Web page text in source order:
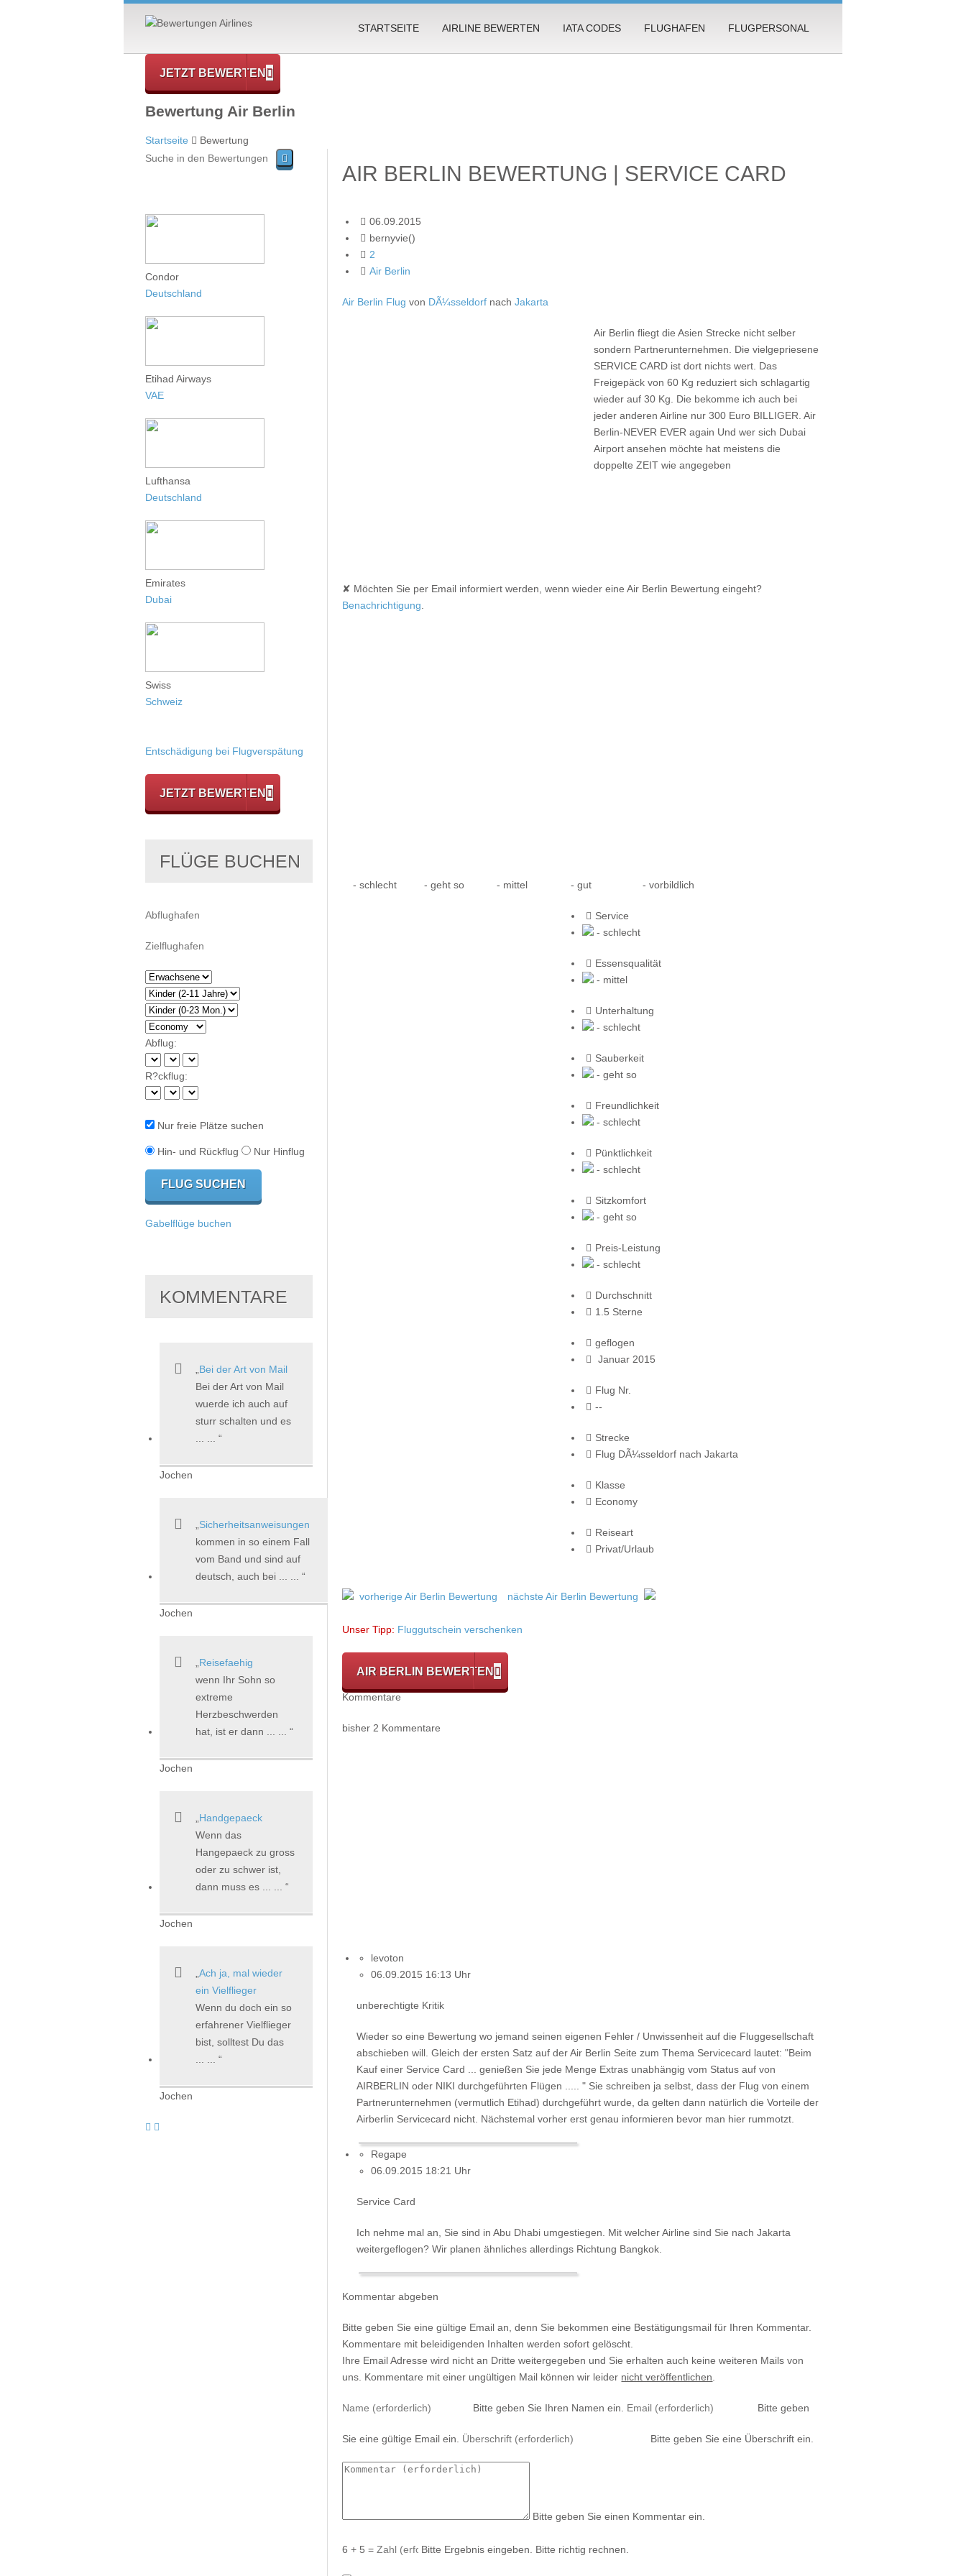
STARTSEITE AIRLINE BEWERTEN IATA CODES FLUGHAFEN FLUGPERSONAL
JETZT BEWERTEN
Bewertung Air Berlin
Startseite Bewertung
AIR BERLIN BEWERTUNG | SERVICE CARD
06.09.2015
bernyvie()
2
Air Berlin
Air Berlin Flug von DÃ¼sseldorf nachJakarta
Air Berlin fliegt die Asien Strecke nicht selber
sondern Partnerunternehmen. Die vielgepriesene
SERVICE CARD ist dort nichts wert. Das
Freigepäck von 60 Kg reduziert sich schlagartig
wieder auf 30 Kg. Die bekomme ich auch bei
jeder anderen Airline nur 300 Euro BILLIGER. Air
Berlin-NEVER EVER again Und wer sich Dubai
Airport ansehen möchte hat meistens die
doppelte ZEIT wie angegeben
✘ Möchten Sie per Email informiert werden, wenn wieder eine Air Berlin Bewertung eingeht?
Benachrichtigung
- schlecht - geht so - mittel - gut - vorbildlich
Service
- schlecht
Essensqualität
- mittel
Unterhaltung
- schlecht
Sauberkeit
- geht so
Freundlichkeit
- schlecht
Pünktlichkeit
- schlecht
Sitzkomfort
- geht so
Preis-Leistung
- schlecht
Durchschnitt
1.5 Sterne
geflogen
Januar 2015
Flug Nr.
--
Strecke
Flug DÃ¼sseldorf nach Jakarta
Klasse
Economy
Reiseart
Privat/Urlaub
vorherige Air Berlin Bewertung nächste Air Berlin Bewertung
Unser Tipp: Fluggutschein verschenken
AIR BERLIN BEWERTEN
Kommentare
bisher 2 Kommentare
levoton
06.09.2015 16:13 Uhr
unberechtigte Kritik
Wieder so eine Bewertung wo jemand seinen eigenen Fehler / Unwissenheit auf die Fluggesellschaft
abschieben will. Gleich der ersten Satz auf der Air Berlin Seite zum Thema Servicecard lautet: "Beim
Kauf einer Service Card ... genießen Sie jede Menge Extras unabhängig vom Status auf von
AIRBERLIN oder NIKI durchgeführten Flügen ..... " Sie schreiben ja selbst, dass der Flug von einem
Partnerunternehmen (vermutlich Etihad) durchgeführt wurde, da gelten dann natürlich die Vorteile der
Airberlin Servicecard nicht. Nächstemal vorher erst genau informieren bevor man hier rummotzt.
Regape
06.09.2015 18:21 Uhr
Service Card
Ich nehme mal an, Sie sind in Abu Dhabi umgestiegen. Mit welcher Airline sind Sie nach Jakarta
weitergeflogen? Wir planen ähnliches allerdings Richtung Bangkok.
Kommentar abgeben
Bitte geben Sie eine gültige Email an, denn Sie bekommen eine Bestätigungsmail für Ihren Kommentar.
Kommentare mit beleidigenden Inhalten werden sofort gelöscht.
Ihre Email Adresse wird nicht an Dritte weitergegeben und Sie erhalten auch keine weiteren Mails von
uns. Kommentare mit einer ungültigen Mail können wir leider nicht veröffentlichen
Bitte geben Sie Ihren Namen ein. Bitte geben
Sie eine gültige Email ein. Bitte geben Sie eine Überschrift ein.
Bitte geben Sie einen Kommentar ein.
6 + 5 = Bitte Ergebnis eingeben. Bitte richtig rechnen.
Condor
Deutschland
Etihad Airways
VAE
Lufthansa
Deutschland
Emirates
Dubai
Swiss
Schweiz
Entschädigung bei Flugverspätung
JETZT BEWERTEN
FLÜGE BUCHEN
Abflug:
R?ckflug:
Nur freie Plätze suchen
Hin- und Rückflug Nur Hinflug
Gabelflüge buchen
KOMMENTARE
Bei der Art von Mail
Bei der Art von Mail
wuerde ich auch auf
sturr schalten und es
Jochen
Sicherheitsanweisungen
kommen in so einem Fall
vom Band und sind auf
deutsch, auch bei ... ...
Jochen
Reisefaehig
wenn Ihr Sohn so
extreme
Herzbeschwerden
hat, ist er dann ... ...
Jochen
Handgepaeck
Wenn das
Hangepaeck zu gross
oder zu schwer ist,
dann muss es ... ...
Jochen
Ach ja, mal wieder
ein Vielflieger
Wenn du doch ein so
erfahrener Vielflieger
bist, solltest Du das
Jochen